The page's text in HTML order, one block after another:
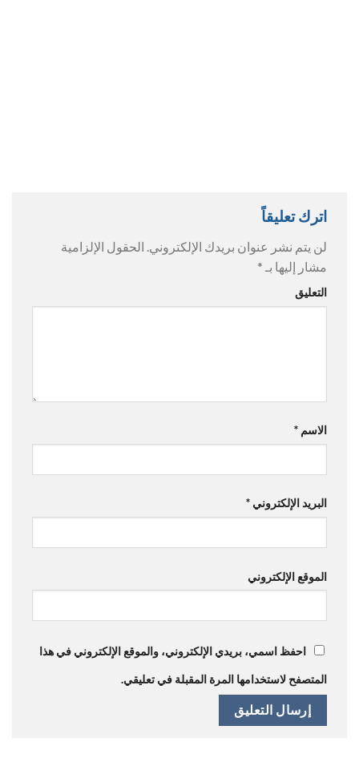
اترك تعليقاً
لن يتم نشر عنوان بريدك الإلكتروني. الحقول الإلزامية
مشار إليها بـ *
التعليق
الاسم *
البريد الإلكتروني *
الموقع الإلكتروني
احفظ اسمي، بريدي الإلكتروني، والموقع الإلكتروني في هذا
المتصفح لاستخدامها المرة المقبلة في تعليقي.